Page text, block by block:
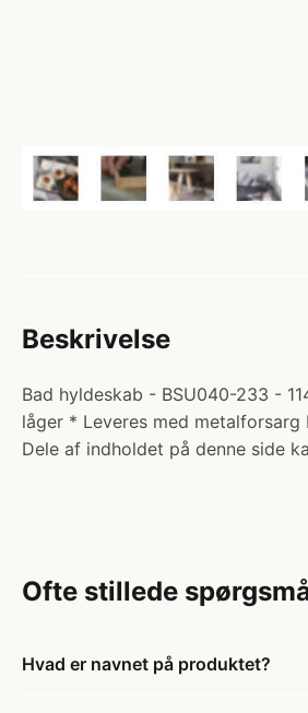
Beskrivelse
Bad hyldeskab - BSU040-233 -
låger * Leveres med metalforsarg
Dele af indholdet på denne side
Ofte stillede
Hvad er navnet på produktet?